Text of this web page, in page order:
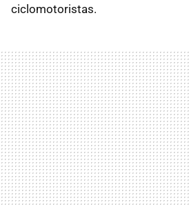
ciclomotoristas.